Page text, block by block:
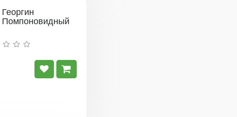
Георгин
Помпоновидный